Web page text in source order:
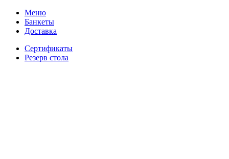
Меню
Банкеты
Доставка
Сертификаты
Резерв стола